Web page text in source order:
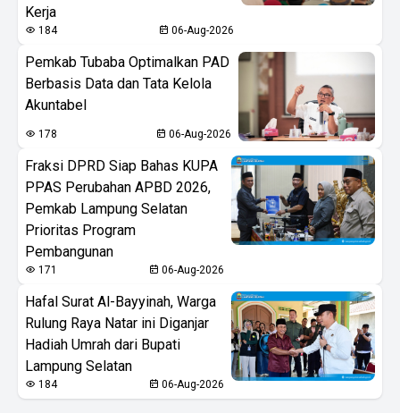
Kerja
184 06-Aug-2026
Pemkab Tubaba Optimalkan PAD
Berbasis Data dan Tata Kelola
Akuntabel
178 06-Aug-2026
Fraksi DPRD Siap Bahas KUPA
PPAS Perubahan APBD 2026,
Pemkab Lampung Selatan
Prioritas Program
Pembangunan
171 06-Aug-2026
Hafal Surat Al-Bayyinah, Warga
Rulung Raya Natar ini Diganjar
Hadiah Umrah dari Bupati
Lampung Selatan
184 06-Aug-2026